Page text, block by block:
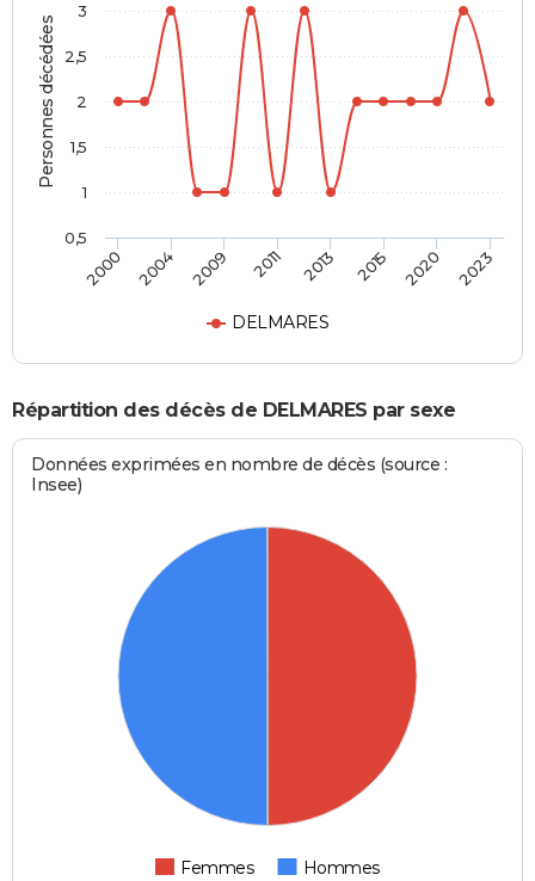
Personnes décédées
DELMARES
2000 2004 2009 2011 2013 2015 2020 2023
0,5
1
1,5
2
2,5
3
Répartition des décès de DELMARES par sexe
Données exprimées en nombre de décès (source :
Insee)
Femmes Hommes